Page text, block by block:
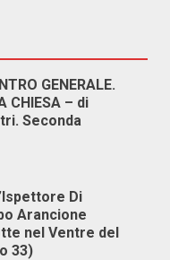
GENERALE.
CHIESA – di
Seconda
Di
Arancione
nel Ventre del
33)